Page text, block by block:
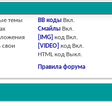
темы
свои
BB коды Вкл.
Смайлы Вкл.
[IMG] код Вкл.
[VIDEO] код Вкл.
HTML код Выкл.
Правила форума